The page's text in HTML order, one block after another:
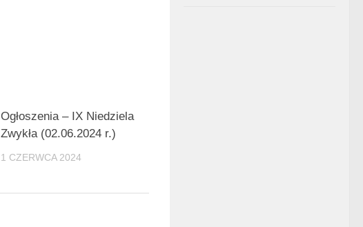
Ogłoszenia – IX Niedziela
Zwykła (02.06.2024 r.)
1 CZERWCA 2024